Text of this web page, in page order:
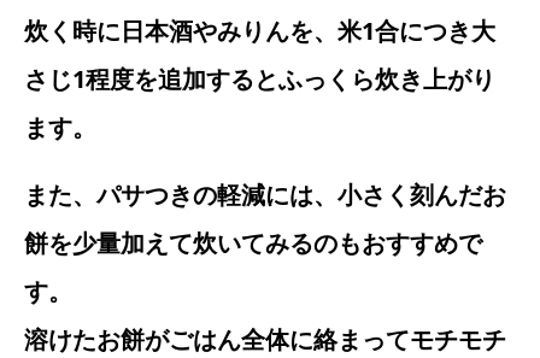
炊く時に日本酒やみりんを、米1合につき大
さじ1程度を追加するとふっくら炊き上がり
ます。
また、パサつきの軽減には、小さく刻んだお
餅を少量加えて炊いてみるのもおすすめで
す。
溶けたお餅がごはん全体に絡まってモチモチ